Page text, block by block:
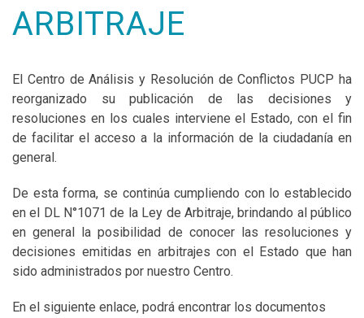
ARBITRAJE
El Centro de Análisis y Resolución de Conflictos PUCP ha
reorganizado su publicación de las decisiones y
resoluciones en los cuales interviene el Estado, con el fin
de facilitar el acceso a la información de la ciudadanía en
general.
De esta forma, se continúa cumpliendo con lo establecido
en el DL N°1071 de la Ley de Arbitraje, brindando al público
en general la posibilidad de conocer las resoluciones y
decisiones emitidas en arbitrajes con el Estado que han
sido administrados por nuestro Centro.
En el siguiente enlace, podrá encontrar los documentos